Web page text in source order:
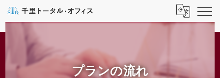
プランの流れ